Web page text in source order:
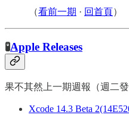
（看前一期 · 回首頁）
🧪Apple Releases
果不其然上一期週報（週二
Xcode 14.3 Beta